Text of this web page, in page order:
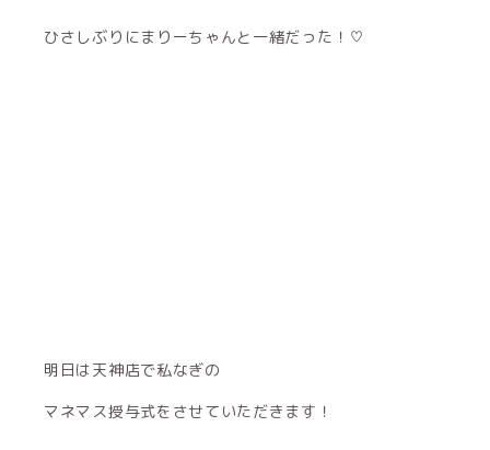
ひさしぶりにまりーちゃんと一緒だった！♡
明日は天神店で私なぎの
マネマス授与式をさせていただきます！